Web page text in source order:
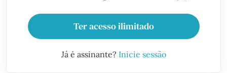
Ter acesso ilimitado
Já é assinante? Inicie sessão